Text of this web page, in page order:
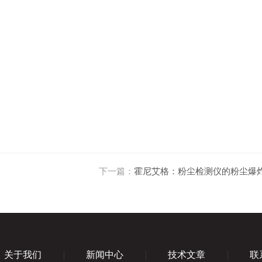
下一篇： 霍尼艾格：粉尘检测仪的粉尘爆
关于我们 新闻中心 技术文章 联